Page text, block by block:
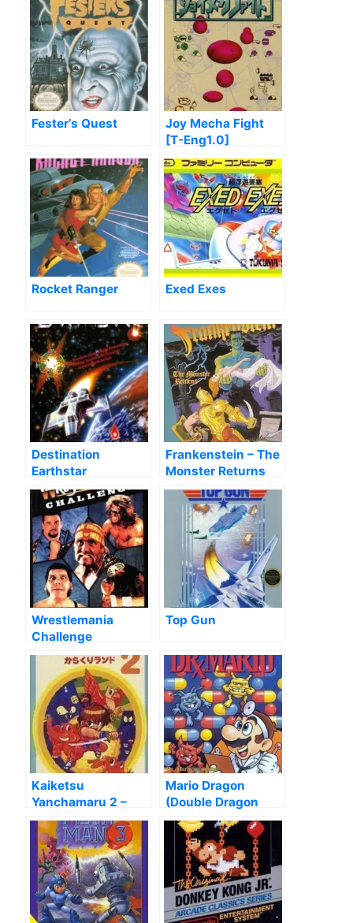
Fester’s Quest
Joy Mecha Fight
[T-Eng1.0]
Rocket Ranger Exed Exes
Destination
Earthstar
Frankenstein – The
Monster Returns
Wrestlemania
Challenge
Top Gun
Kaiketsu
Yanchamaru 2 –
Karakuri Land [T-
Eng]
Mario Dragon
(Double Dragon
Hack)